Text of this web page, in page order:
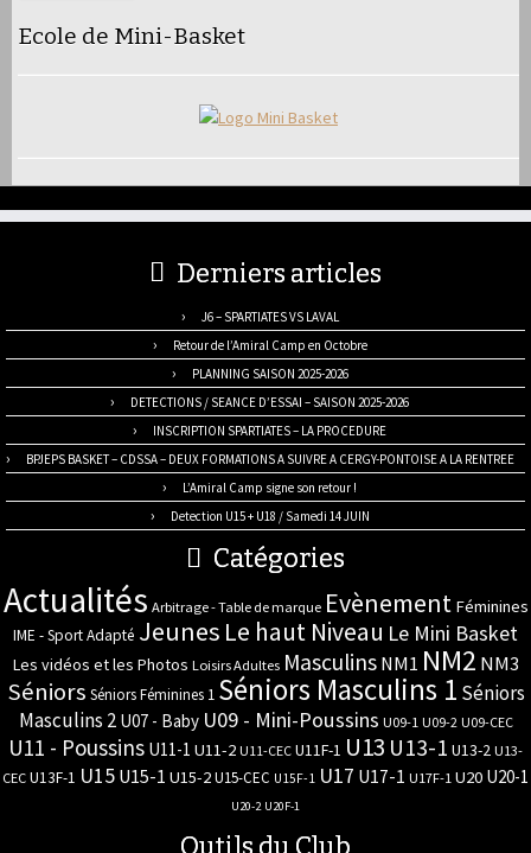
Ecole de Mini-Basket
Derniers articles
J6 – SPARTIATES VS LAVAL
Retour de l’Amiral Camp en Octobre
PLANNING SAISON 2025-2026
DETECTIONS / SEANCE D’ESSAI – SAISON 2025-2026
INSCRIPTION SPARTIATES – LA PROCEDURE
BPJEPS BASKET – CDSSA – DEUX FORMATIONS A SUIVRE A CERGY-PONTOISE A LA RENTREE
L’Amiral Camp signe son retour !
Detection U15 + U18 / Samedi 14 JUIN
Catégories
Actualités Arbitrage - Table de marque Evènement Féminines
IME - Sport Adapté Jeunes Le haut Niveau Le Mini Basket
Les vidéos et les Photos Loisirs Adultes Masculins NM1 NM2 NM3
Séniors Séniors Féminines 1 Séniors Masculins 1 Séniors
Masculins 2 U07 - Baby U09 - Mini-Poussins U09-1 U09-2 U09-CEC
U11 - Poussins U11-1 U11-2 U11-CEC U11F-1 U13 U13-1 U13-2 U13-
CEC U13F-1 U15 U15-1 U15-2U15-CEC U15F-1 U17 U17-1 U17F-1 U20 U20-1
U20-2 U20F-1
Outils du Club